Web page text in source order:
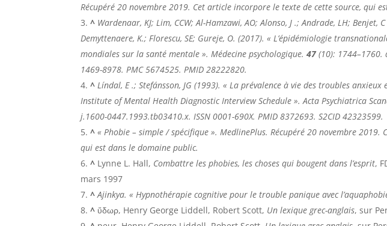
Récupéré20 novembre 2019. Cet article incorpore le texte de cette source, qui
^ Wardenaar, KJ; Lim, CCW; Al-Hamzawi, AO; Alonso, J .; Andrade, LH; Benjet,
Demyttenaere, K.; Florescu, SE; Gureje, O. (2017). « L’épidémiologie
mondiales sur la santé mentale ». Médecine psychologique.47(10): 1744–1760.
1469-8978. PMC5674525. PMID 28222820.
^ Líndal, E .; Stefánsson, JG (1993). « La prévalence à vie des troubles
Institute of Mental Health Diagnostic Interview Schedule ».Acta Psychiatrica
j.1600-0447.1993.tb03410.x. ISSN 0001-690X. PMID 8372693. S2CID 42323599.
^ « Phobie – simple / spécifique ». MedlinePlus. Récupéré20 novembre 2019.
qui est dans le domaine public.
^ Lynne L. Hall, Combattre les phobies, les choses qui bougent dans l’esprit,
mars 1997
^ Ajinkya. « Hypnothérapie cognitive pour le trouble panique avec
^ ὕδωρ, Henry George Liddell, Robert Scott, Un lexique grec-anglais, sur